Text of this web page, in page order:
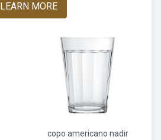
LEARN MORE
copo americano nadir